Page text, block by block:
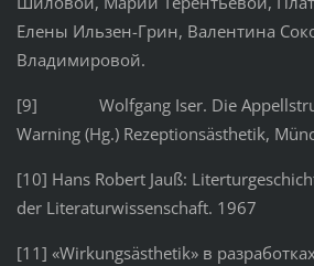
Елены Ильзен-Грин, Валентина
Владимировой.
[9] Wolfgang Iser. Die
Warning (Hg.) Rezeptionsästhetik,
[10] Hans Robert Jauß:
der Literaturwissenschaft. 1967
[11] «Wirkungsästhetik» в